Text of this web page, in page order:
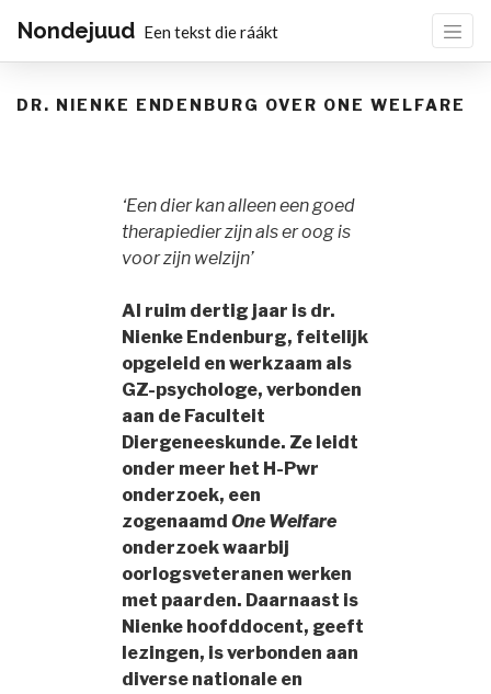
Nondejuud Een tekst die ráákt
DR. NIENKE ENDENBURG OVER ONE WELFARE
‘Een dier kan alleen een goed
therapiedier zijn als er oog is
voor zijn welzijn’
Al ruim dertig jaar is dr.
Nienke Endenburg, feitelijk
opgeleid en werkzaam als
GZ-psychologe, verbonden
aan de Faculteit
Diergeneeskunde. Ze leidt
onder meer het H-Pwr
onderzoek, een
zogenaamd One Welfare
onderzoek waarbij
oorlogsveteranen werken
met paarden. Daarnaast is
Nienke hoofddocent, geeft
lezingen, is verbonden aan
diverse nationale en